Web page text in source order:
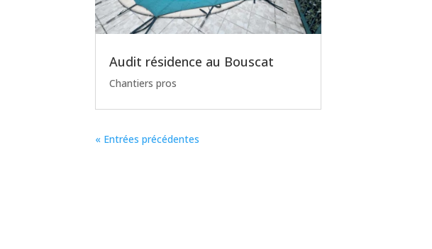
Audit résidence au Bouscat
Chantiers pros
« Entrées précédentes